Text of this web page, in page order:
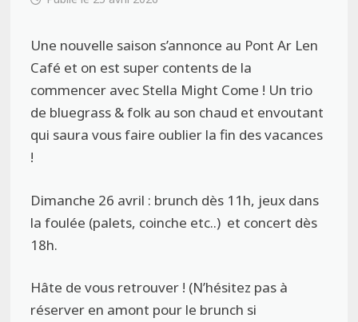
Une nouvelle saison s’annonce au Pont Ar Len
Café et on est super contents de la
commencer avec Stella Might Come ! Un trio
de bluegrass & folk au son chaud et envoutant
qui saura vous faire oublier la fin des vacances
!
Dimanche 26 avril : brunch dès 11h, jeux dans
la foulée (palets, coinche etc..) et concert dès
18h.
Hâte de vous retrouver ! (N’hésitez pas à
réserver en amont pour le brunch si